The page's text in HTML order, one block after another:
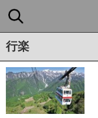
行楽